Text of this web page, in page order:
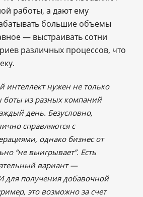
работы, а дают ему
большие объемы
— выстраивать сотни
различных процессов, что
интеллект нужен не только
боты из разных компаний
день. Безусловно,
справляются с
однако бизнес от
“не выигрывает”. Есть
вариант —
для получения добавочной
это возможно за счет